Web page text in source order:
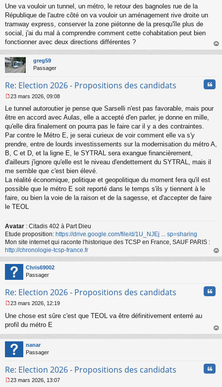
s
a
g
e
n
o
n
l
u
Une va vouloir un tunnel, un métro, le retour des bagnoles rue de la
République de l'autre côté on va vouloir un aménagement rive droite un
tramway express, conserver la zone piétonne de la presqu'île plus de
social, j'ai du mal à comprendre comment cette cohabitation peut bien
fonctionner avec deux directions différentes ?
au
greg59
Passager
Re: Election 2026 - Propositions des candidats
e
s
s
g
e
n
o
n
u
23 mars 2026, 09:08
Le tunnel autoroutier je pense que Sarselli n'est pas favorable, mais pour
être en accord avec Aulas, elle a accepté d'en parler, je donne en mille,
qu'elle dira finalement on pourra pas le faire car il y a des contraintes.
Par contre le Métro E, je serai curieux de voir comment elle va s'y
prendre, entre de lourds investissements sur la modernisation du métro A,
B, C et D, et la ligne E, le SYTRAL sera exangue financièrement,
d'ailleurs j'ignore qu'elle est le niveau d'endettement du SYTRAL, mais il
me semble que c'est bien élevé.
La réalité économique, politique et geopolitique du moment fera qu'il est
possible que le métro E soit reporté dans le temps s'ils y tiennent à le
faire, ou bien la voie de la raison et de la sagesse, et d'accepter de faire
le TEOL
Avatar : Citadis 402 à Part Dieu
Etude proposition: https://drive.google.com/file/d/1U_NJEj ... sp=sharing
Mon site internet qui raconte l'historique des TCSP en France, SAUF PARIS :
http://chronologie-tcsp-france.fr
au
Chris69002
Passager
Re: Election 2026 - Propositions des candidats
e
s
a
g
e
o
l
23 mars 2026, 12:19
Une chose est sûre c'est que TEOL va être définitivement enterré au
profil du métro E
au
nanar
Passager
Re: Election 2026 - Propositions des candidats
23 mars 2026, 13:07